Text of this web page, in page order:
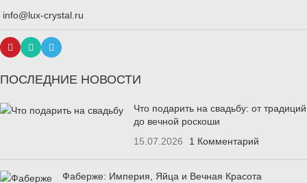
info@lux-crystal.ru
ПОСЛЕДНИЕ НОВОСТИ
Что подарить на свадьбу: от традиций
до вечной роскоши
15.07.2026
1 Комментарий
Фаберже: Империя, Яйца и Вечная Красота